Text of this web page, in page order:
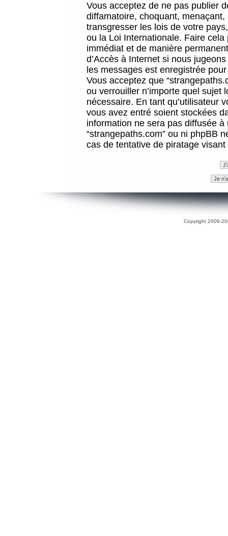
Vous acceptez de ne pas publier
diffamatoire, choquant,
transgresser les lois de votre
ou la Loi Internationale. Faire
immédiat et de manière
d’Accès à Internet si nous
les messages est enregistrée
Vous acceptez que
ou verrouiller n’importe quel sujet
nécessaire. En tant qu’utilisateur
vous avez entré soient stockées
information ne sera pas diffusée
“strangepaths.com” ou ni phpBB
cas de tentative de piratage
Copyright 2006-